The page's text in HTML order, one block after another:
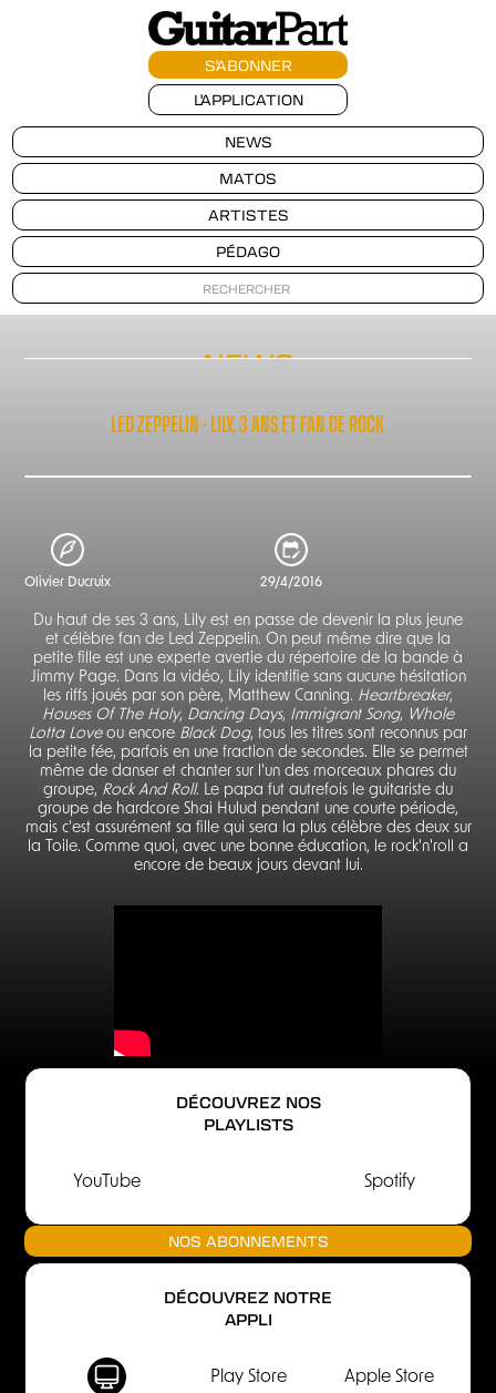
S'ABONNER
L'APPLICATION
NEWS
MATOS
ARTISTES
PÉDAGO
NEWS
LED ZEPPELIN - LILY, 3 ANS ET FAN DE ROCK
Olivier Ducruix 29/4/2016
Du haut de ses 3 ans, Lily est en passe de devenir la plus jeune
et célèbre fan de Led Zeppelin. On peut même dire que la
petite fille est une experte avertie du répertoire de la bande à
Jimmy Page. Dans la vidéo, Lily identifie sans aucune hésitation
les riffs joués par son père, Matthew Canning. Heartbreaker,
Houses Of The Holy, Dancing Days, Immigrant Song, Whole
Lotta Loveou encore Black Dog, tous les titres sont reconnus par
la petite fée, parfois en une fraction de secondes. Elle se permet
même de danser et chanter sur l'un des morceaux phares du
groupe, Rock And Roll. Le papa fut autrefois le guitariste du
groupe de hardcore Shai Hulud pendant une courte période,
mais c'est assurément sa fille qui sera la plus célèbre des deux sur
la Toile. Comme quoi, avec une bonne éducation, le rock'n'roll a
encore de beaux jours devant lui.
DÉCOUVREZ NOS
PLAYLISTS
YouTube Spotify
NOS ABONNEMENTS
DÉCOUVREZ NOTRE
APPLI
Play Store Apple Store